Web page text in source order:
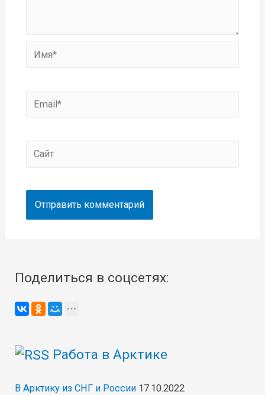
Имя*
Email*
Сайт
Поделиться в соцсетях:
Работа в Арктике
В Арктику из СНГ и России 17.10.2022